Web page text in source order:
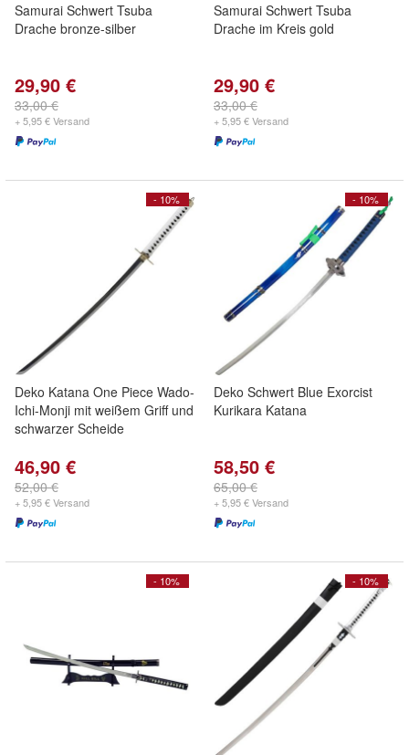
Samurai Schwert Tsuba
Drache bronze-silber
29,90 €
33,00 €
+ 5,95 € Versand
Samurai Schwert Tsuba
Drache im Kreis gold
29,90 €
33,00 €
+ 5,95 € Versand
- 10%
Deko Katana One Piece Wado-
Ichi-Monji mit weißem Griff und
schwarzer Scheide
46,90 €
52,00 €
+ 5,95 € Versand
- 10%
Deko Schwert Blue Exorcist
Kurikara Katana
58,50 €
65,00 €
+ 5,95 € Versand
- 10% - 10%